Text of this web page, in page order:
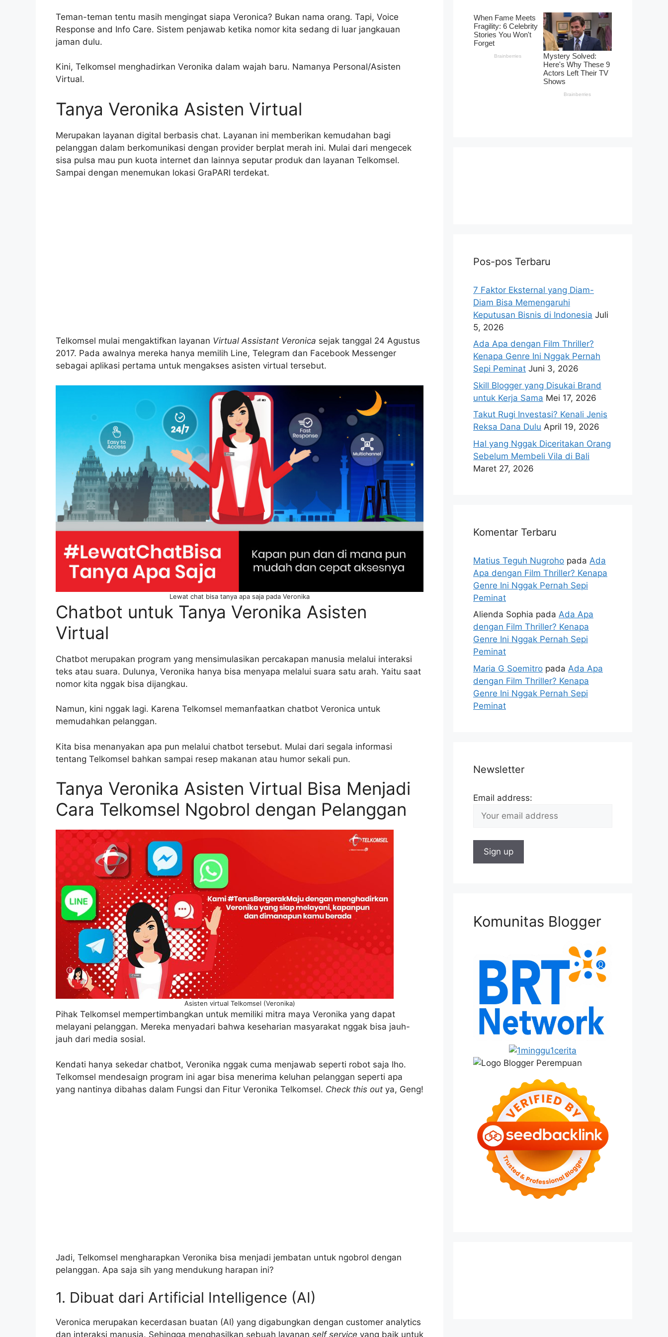
Teman-teman tentu masih mengingat siapa Veronica? Bukan nama orang. Tapi, Voice
Response and Info Care. Sistem penjawab ketika nomor kita sedang di luar jangkauan
jaman dulu.
Kini, Telkomsel menghadirkan Veronika dalam wajah baru. Namanya Personal/Asisten
Virtual.
Tanya Veronika Asisten Virtual
Merupakan layanan digital berbasis chat. Layanan ini memberikan kemudahan bagi
pelanggan dalam berkomunikasi dengan provider berplat merah ini. Mulai dari mengecek
sisa pulsa mau pun kuota internet dan lainnya seputar produk dan layanan Telkomsel.
Sampai dengan menemukan lokasi GraPARI terdekat.
Telkomsel mulai mengaktifkan layanan Virtual Assistant Veronica sejak tanggal 24 Agustus
2017. Pada awalnya mereka hanya memilih Line, Telegram dan Facebook Messenger
sebagai aplikasi pertama untuk mengakses asisten virtual tersebut.
Lewat chat bisa tanya apa saja pada Veronika
Chatbot untuk Tanya Veronika Asisten
Virtual
Chatbot merupakan program yang mensimulasikan percakapan manusia melalui interaksi
teks atau suara. Dulunya, Veronika hanya bisa menyapa melalui suara satu arah. Yaitu saat
nomor kita nggak bisa dijangkau.
Namun, kini nggak lagi. Karena Telkomsel memanfaatkan chatbot Veronica untuk
memudahkan pelanggan.
Kita bisa menanyakan apa pun melalui chatbot tersebut. Mulai dari segala informasi
tentang Telkomsel bahkan sampai resep makanan atau humor sekali pun.
Tanya Veronika Asisten Virtual Bisa Menjadi
Cara Telkomsel Ngobrol dengan Pelanggan
Asisten virtual Telkomsel (Veronika)
Pihak Telkomsel mempertimbangkan untuk memiliki mitra maya Veronika yang dapat
melayani pelanggan. Mereka menyadari bahwa keseharian masyarakat nggak bisa jauh-
jauh dari media sosial.
Kendati hanya sekedar chatbot, Veronika nggak cuma menjawab seperti robot saja lho.
Telkomsel mendesaign program ini agar bisa menerima keluhan pelanggan seperti apa
yang nantinya dibahas dalam Fungsi dan Fitur Veronika Telkomsel. Check this out ya, Geng!
Jadi, Telkomsel mengharapkan Veronika bisa menjadi jembatan untuk ngobrol dengan
pelanggan. Apa saja sih yang mendukung harapan ini?
1. Dibuat dari Artificial Intelligence (AI)
Veronica merupakan kecerdasan buatan (AI) yang digabungkan dengan customer analytics
dan interaksi manusia. Sehingga menghasilkan sebuah layanan self service yang baik untuk
Pos-pos Terbaru
7 Faktor Eksternal yang Diam-
Diam Bisa Memengaruhi
Keputusan Bisnis di Indonesia Juli
5, 2026
Ada Apa dengan Film Thriller?
Kenapa Genre Ini Nggak Pernah
Sepi Peminat Juni 3, 2026
Skill Blogger yang Disukai Brand
untuk Kerja Sama Mei 17, 2026
Takut Rugi Investasi? Kenali Jenis
Reksa Dana Dulu April 19, 2026
Hal yang Nggak Diceritakan Orang
Sebelum Membeli Vila di Bali
Maret 27, 2026
Komentar Terbaru
Matius Teguh Nugroho pada Ada
Apa dengan Film Thriller? Kenapa
Genre Ini Nggak Pernah Sepi
Peminat
Alienda Sophia pada Ada Apa
dengan Film Thriller? Kenapa
Genre Ini Nggak Pernah Sepi
Peminat
Maria G Soemitro pada Ada Apa
dengan Film Thriller? Kenapa
Genre Ini Nggak Pernah Sepi
Peminat
Newsletter
Email address:
Komunitas Blogger